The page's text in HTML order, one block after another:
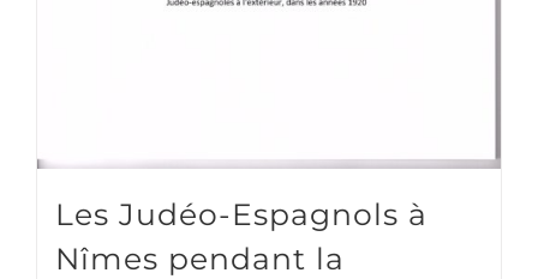
Les Judéo-Espagnols à
Nîmes pendant la